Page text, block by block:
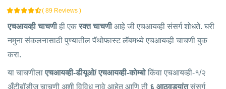
( 89 Reviews )
एचआयव्ही चाचणीही एकरक्त चाचणीआहे जी एचआयव्ही संसर्ग शोधते. घरी
नमुना संकलनासाठी पुण्यातील पॅथोफास्ट लॅबमध्ये एचआयव्ही चाचणी बुक
करा.
या चाचणीलाएचआयव्ही-डीयूओ/ एचआयव्ही-कोम्बोकिंवा एचआयव्ही-१/२
अँटीबॉडीज चाचणी अशी विविध नावे आहेत आणि ती ६ आठवड्यांतसंसर्ग